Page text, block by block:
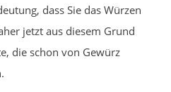
dass Sie das Würzen
jetzt aus diesem Grund
die schon von Gewürz